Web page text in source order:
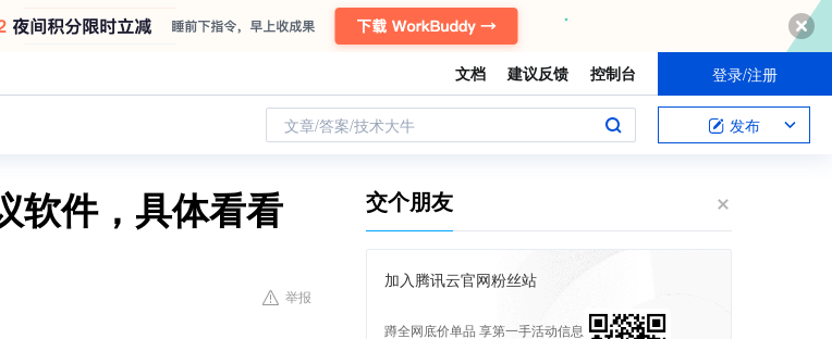
文档 建议反馈 控制台 登录/注册
文章/答案/技术大牛 发布
软件，具体看看
举报
交个朋友
加入腾讯云官网粉丝站
蹲全网底价单品 享第一手活动信息